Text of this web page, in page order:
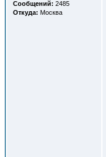
Сообщений: 2485
Откуда: Москва